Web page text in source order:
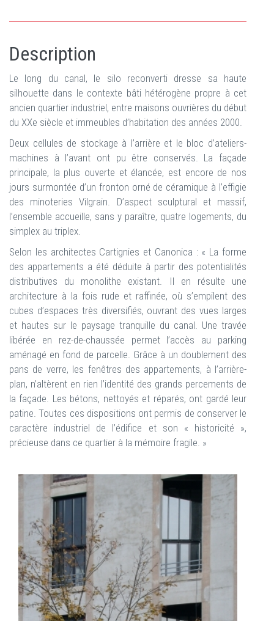
Description
Le long du canal, le silo reconverti dresse sa haute
silhouette dans le contexte bâti hétérogène propre à cet
ancien quartier industriel, entre maisons ouvrières du début
du XXe siècle et immeubles d’habitation des années 2000.
Deux cellules de stockage à l’arrière et le bloc d’ateliers-
machines à l’avant ont pu être conservés. La façade
principale, la plus ouverte et élancée, est encore de nos
jours surmontée d’un fronton orné de céramique à l’effigie
des minoteries Vilgrain. D’aspect sculptural et massif,
l’ensemble accueille, sans y paraître, quatre logements, du
simplex au triplex.
Selon les architectes Cartignies et Canonica : « La forme
des appartements a été déduite à partir des potentialités
distributives du monolithe existant. Il en résulte une
architecture à la fois rude et raffinée, où s’empilent des
cubes d’espaces très diversifiés, ouvrant des vues larges
et hautes sur le paysage tranquille du canal. Une travée
libérée en rez-de-chaussée permet l’accès au parking
aménagé en fond de parcelle. Grâce à un doublement des
pans de verre, les fenêtres des appartements, à l’arrière-
plan, n’altèrent en rien l’identité des grands percements de
la façade. Les bétons, nettoyés et réparés, ont gardé leur
patine. Toutes ces dispositions ont permis de conserver le
caractère industriel de l’édifice et son « historicité »,
précieuse dans ce quartier à la mémoire fragile. »